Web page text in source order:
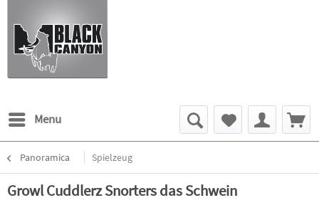
Menu
Panoramica Spielzeug
Growl Cuddlerz Snorters das Schwein